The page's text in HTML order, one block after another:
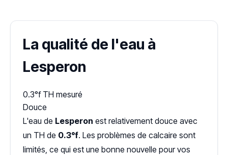
La qualité de l'eau à
Lesperon
0.3°f TH mesuré
Douce
L'eau de Lesperon est relativement douce avec
un TH de 0.3°f. Les problèmes de calcaire sont
limités, ce qui est une bonne nouvelle pour vos